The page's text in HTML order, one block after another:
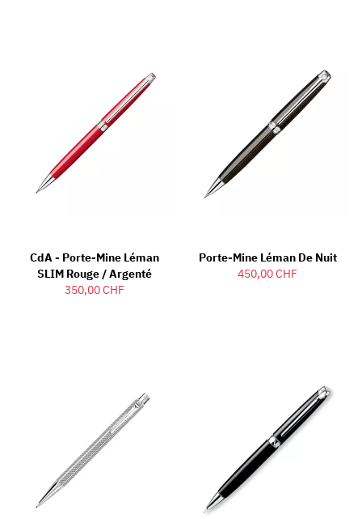
CdA - Porte-Mine Léman
SLIM Rouge / Argenté
350,00 CHF
Porte-Mine Léman De Nuit
450,00 CHF